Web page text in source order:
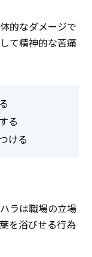
的なダメージで
て精神的な苦痛
る
ける
ラは職場の立場
を浴びせる行為